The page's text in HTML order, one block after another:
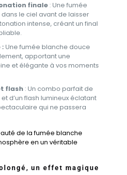
finale : Une fumée
le ciel avant de laisser
intense, créant un final
Une fumée blanche douce
apportant une
et élégante à vos moments
flash : Un combo parfait de
d’un flash lumineux éclatant
qui ne passera
de la fumée blanche
en un véritable
un effet magique